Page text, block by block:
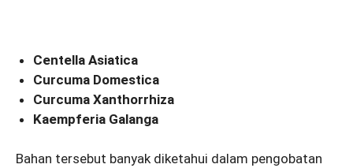
Centella Asiatica
Curcuma Domestica
Curcuma Xanthorrhiza
Kaempferia Galanga
Bahan tersebut banyak diketahui dalam pengobatan